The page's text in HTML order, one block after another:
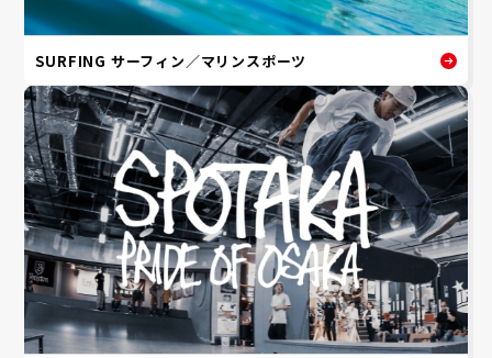
SURFING サーフィン／マリンスポーツ